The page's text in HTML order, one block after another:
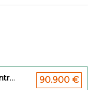
90.900 €